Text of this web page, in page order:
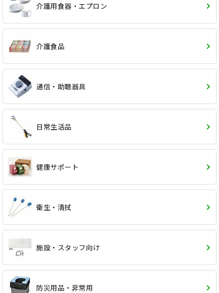
介護用食器・エプロン
介護食品
通信・助聴器具
日常生活品
健康サポート
衛生・清拭
施設・スタッフ向け
防災用品・非常用